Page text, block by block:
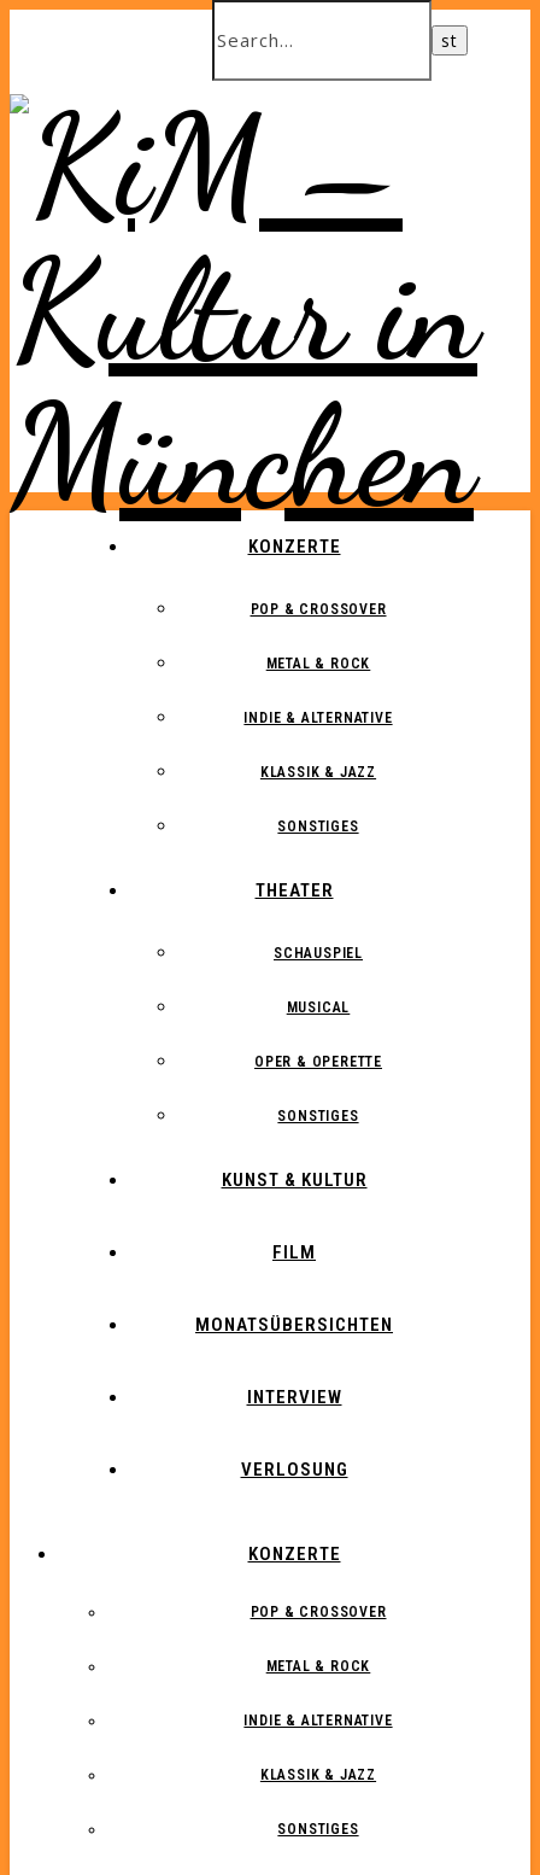
KONZERTE
POP & CROSSOVER
METAL & ROCK
INDIE & ALTERNATIVE
KLASSIK & JAZZ
SONSTIGES
THEATER
SCHAUSPIEL
MUSICAL
OPER & OPERETTE
SONSTIGES
KUNST & KULTUR
FILM
MONATSÜBERSICHTEN
INTERVIEW
VERLOSUNG
KONZERTE
POP & CROSSOVER
METAL & ROCK
INDIE & ALTERNATIVE
KLASSIK & JAZZ
SONSTIGES